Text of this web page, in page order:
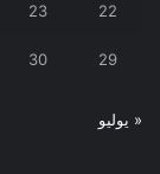
22
23
29
30
« يوليو